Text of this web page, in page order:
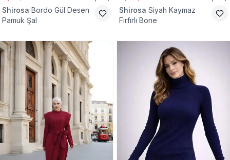
Shirosa Bordo Gül Desen
Pamuk Şal
Shirosa Siyah Kaymaz
Fırfırlı Bone